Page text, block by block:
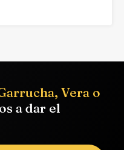
Vera o
a dar el